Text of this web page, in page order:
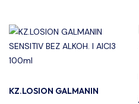
KZ.LOSION GALMANIN